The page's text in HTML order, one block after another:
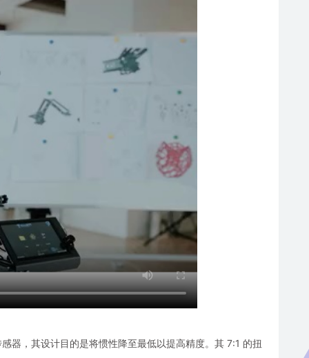
器，其设计目的是将惯性降至最低以提高精度。其 7:1 的扭